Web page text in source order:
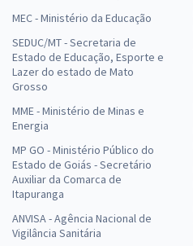
MEC - Ministério da Educação
SEDUC/MT - Secretaria de
Estado de Educação, Esporte e
Lazer do estado de Mato
Grosso
MME - Ministério de Minas e
Energia
MP GO - Ministério Público do
Estado de Goiás - Secretário
Auxiliar da Comarca de
Itapuranga
ANVISA - Agência Nacional de
Vigilância Sanitária